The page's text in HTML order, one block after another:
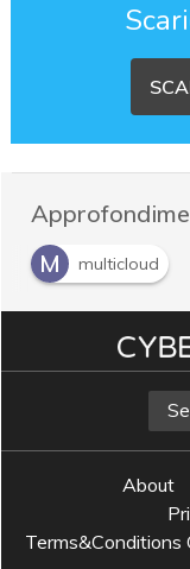
M
multicloud
About
Terms&Conditions